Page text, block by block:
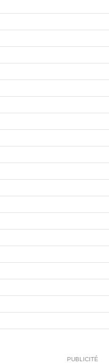
PUBLICITÉ